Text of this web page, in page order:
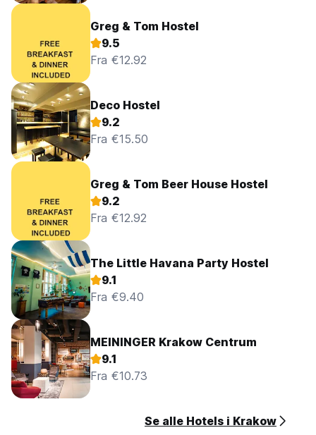
Greg & Tom Hostel
9.5
Fra €12.92
Deco Hostel
9.2
Fra €15.50
Greg & Tom Beer House Hostel
9.2
Fra €12.92
The Little Havana Party Hostel
9.1
Fra €9.40
MEININGER Krakow Centrum
9.1
Fra €10.73
Se alle Hotels i Krakow